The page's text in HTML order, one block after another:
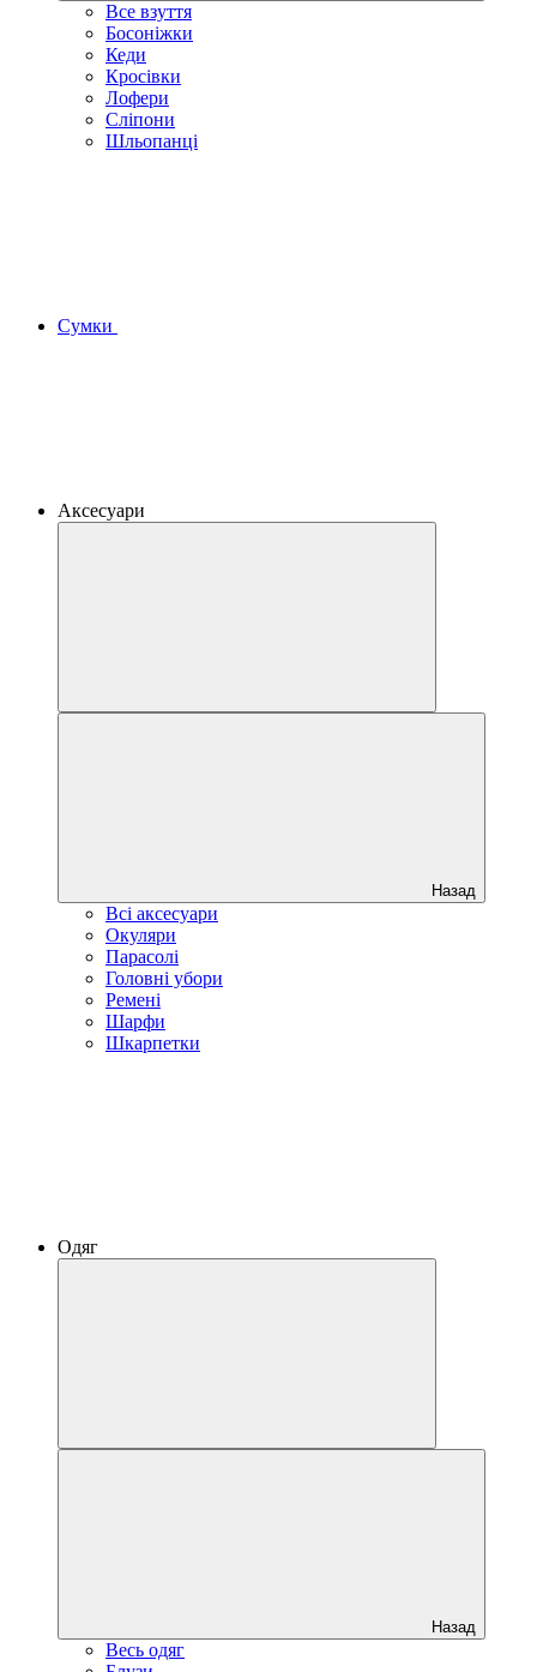
Все взуття
Босоніжки
Кеди
Кросівки
Лофери
Сліпони
Шльопанці
Сумки
Аксесуари
Назад
Всі аксесуари
Окуляри
Парасолі
Головні убори
Ремені
Шарфи
Шкарпетки
Одяг
Назад
Весь одяг